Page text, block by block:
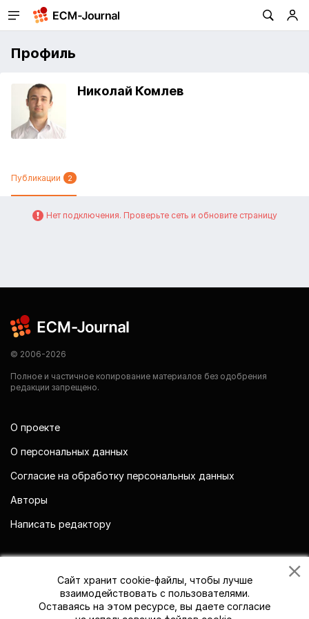
Профиль
Николай Комлев
Публикации 2
Нет подключения. Проверьте сеть и обновите страницу
© 2006-2026
Полное и частичное копирование материалов без одобрения
редакции запрещено.
О проекте
О персональных данных
Согласие на обработку персональных данных
Авторы
Написать редактору
Сайт хранит cookie-файлы, чтобы лучше
взаимодействовать с пользователями.
Оставаясь на этом ресурсе, вы даете согласие